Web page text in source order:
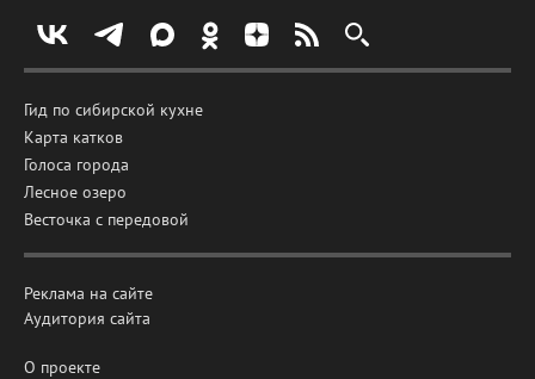
Гид по сибирской кухне
Карта катков
Голоса города
Лесное озеро
Весточка с передовой
Реклама на сайте
Аудитория сайта
О проекте